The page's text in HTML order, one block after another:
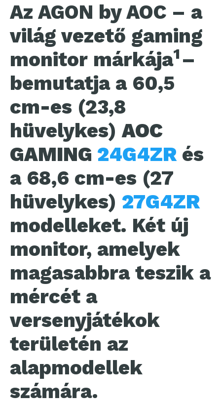
Az AGON by AOC – a
világ vezető gaming
monitor márkája1 –
bemutatja a 60,5
cm-es (23,8
hüvelykes)AOC
GAMING 24G4ZRés
a 68,6 cm-es (27
hüvelykes) 27G4ZR
modelleket. Két új
monitor, amelyek
magasabbra teszik a
mércét a
versenyjátékok
területén az
alapmodellek
számára.